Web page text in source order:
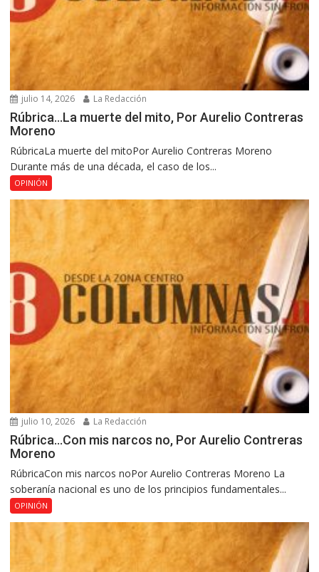
julio 14, 2026 La Redacción
Rúbrica…La muerte del mito, Por Aurelio Contreras
Moreno
RúbricaLa muerte del mitoPor Aurelio Contreras Moreno
Durante más de una década, el caso de los...
OPINIÓN
julio 10, 2026 La Redacción
Rúbrica…Con mis narcos no, Por Aurelio Contreras
Moreno
RúbricaCon mis narcos noPor Aurelio Contreras Moreno La
soberanía nacional es uno de los principios fundamentales...
OPINIÓN